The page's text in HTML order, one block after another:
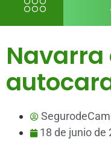
18 de junio de